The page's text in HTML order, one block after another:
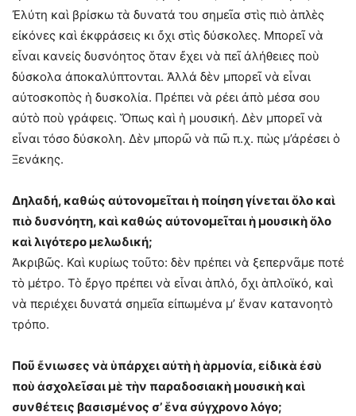
Ἐλύτη καὶ βρίσκω τὰ δυνατά του σημεῖα στὶς πιὸ ἁπλὲς
εἰκόνες καὶ ἐκφράσεις κι ὄχι στὶς δύσκολες. Μπορεῖ νὰ
εἶναι κανείς δυσνόητος ὅταν ἔχει νὰ πεῖ ἀλήθειες ποὺ
δύσκολα ἀποκαλύπτονται. Ἀλλά δὲν μπορεῖ νὰ εἶναι
αὐτοσκοπὸς ἡ δυσκολία. Πρέπει νὰ ρέει ἀπὸ μέσα σου
αὐτὸ ποὺ γράφεις. Ὅπως καὶ ἡ μουσική. Δὲν μπορεῖ νὰ
εἶναι τόσο δύσκολη. Δὲν μπορῶ νὰ πῶ π.χ. πὼς μ’ἀρέσει ὁ
Ξενάκης.
Δηλαδή, καθώς αὐτονομεῖται ἡ ποίηση γίνεται ὅλο καὶ
πιὸ δυσνόητη, καὶ καθώς αὐτονομεῖται ἡ μουσικὴ ὅλο
καὶ λιγότερο μελωδική;
Ἀκριβῶς. Καὶ κυρίως τοῦτο: δὲν πρέπει νὰ ξεπερνᾶμε ποτέ
τὸ μέτρο. Τὸ ἔργο πρέπει νὰ εἶναι ἁπλό, ὄχι ἁπλοϊκό, καὶ
νὰ περιέχει δυνατά σημεῖα εἰπωμένα μ’ ἕναν κατανοητὸ
τρόπο.
Ποῦ ἔνιωσες νὰ ὑπάρχει αὐτὴ ἡ ἁρμονία, εἰδικὰ ἐσὺ
ποὺ ἀσχολεῖσαι μὲ τὴν παραδοσιακὴ μουσικὴ καὶ
συνθέτεις βασισμένος σ’ ἕνα σύγχρονο λόγο;